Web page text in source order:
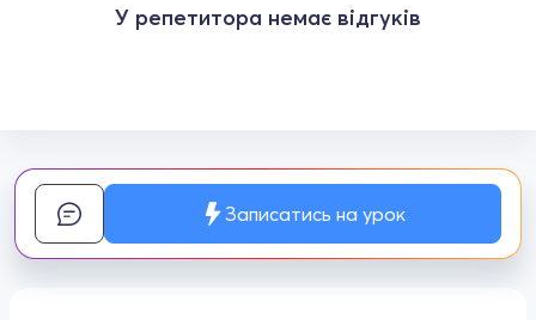
У репетитора немає відгуків
Записатись на урок